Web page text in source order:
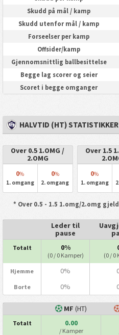
Skudd på mål / kamp
Skudd utenfor mål / kamp
Forseelser per kamp
Offsider/kamp
Gjennomsnittlig ballbesittelse
Begge lag scorer og seier
Scoret i begge omganger
HALVTID (HT) STATISTIKKER
Over 0.5 1.OMG /
2.OMG
0%
1. omgang
0%
2. omgang
Over 1.5
0%
1. omgang
* Over 0.5 - 1.5 1.omg/2.omg
Leder til
pause
Totalt 0%
(0 / 0 Kamper) (0 / 0
Hjemme 0%
Borte 0%
MF (HT)
Totalt 0.00
/ Kamper